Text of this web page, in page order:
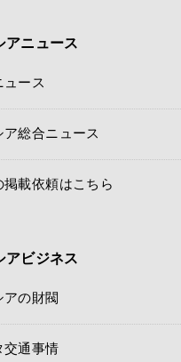
アニュース
ュース
ア総合ニュース
掲載依頼はこちら
アビジネス
アの財閥
交通事情